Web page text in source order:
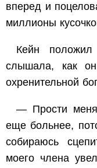
вперед и
миллионы
Кейн
слышала, как
охренительной
— Прости
еще больнее,
собираюсь
моего члена